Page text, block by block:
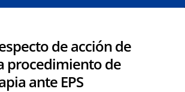
de acción de
procedimiento de
ante EPS